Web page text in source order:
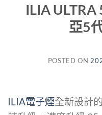
ILIA
亞5
POSTED ON
ILIA電子煙全新設計